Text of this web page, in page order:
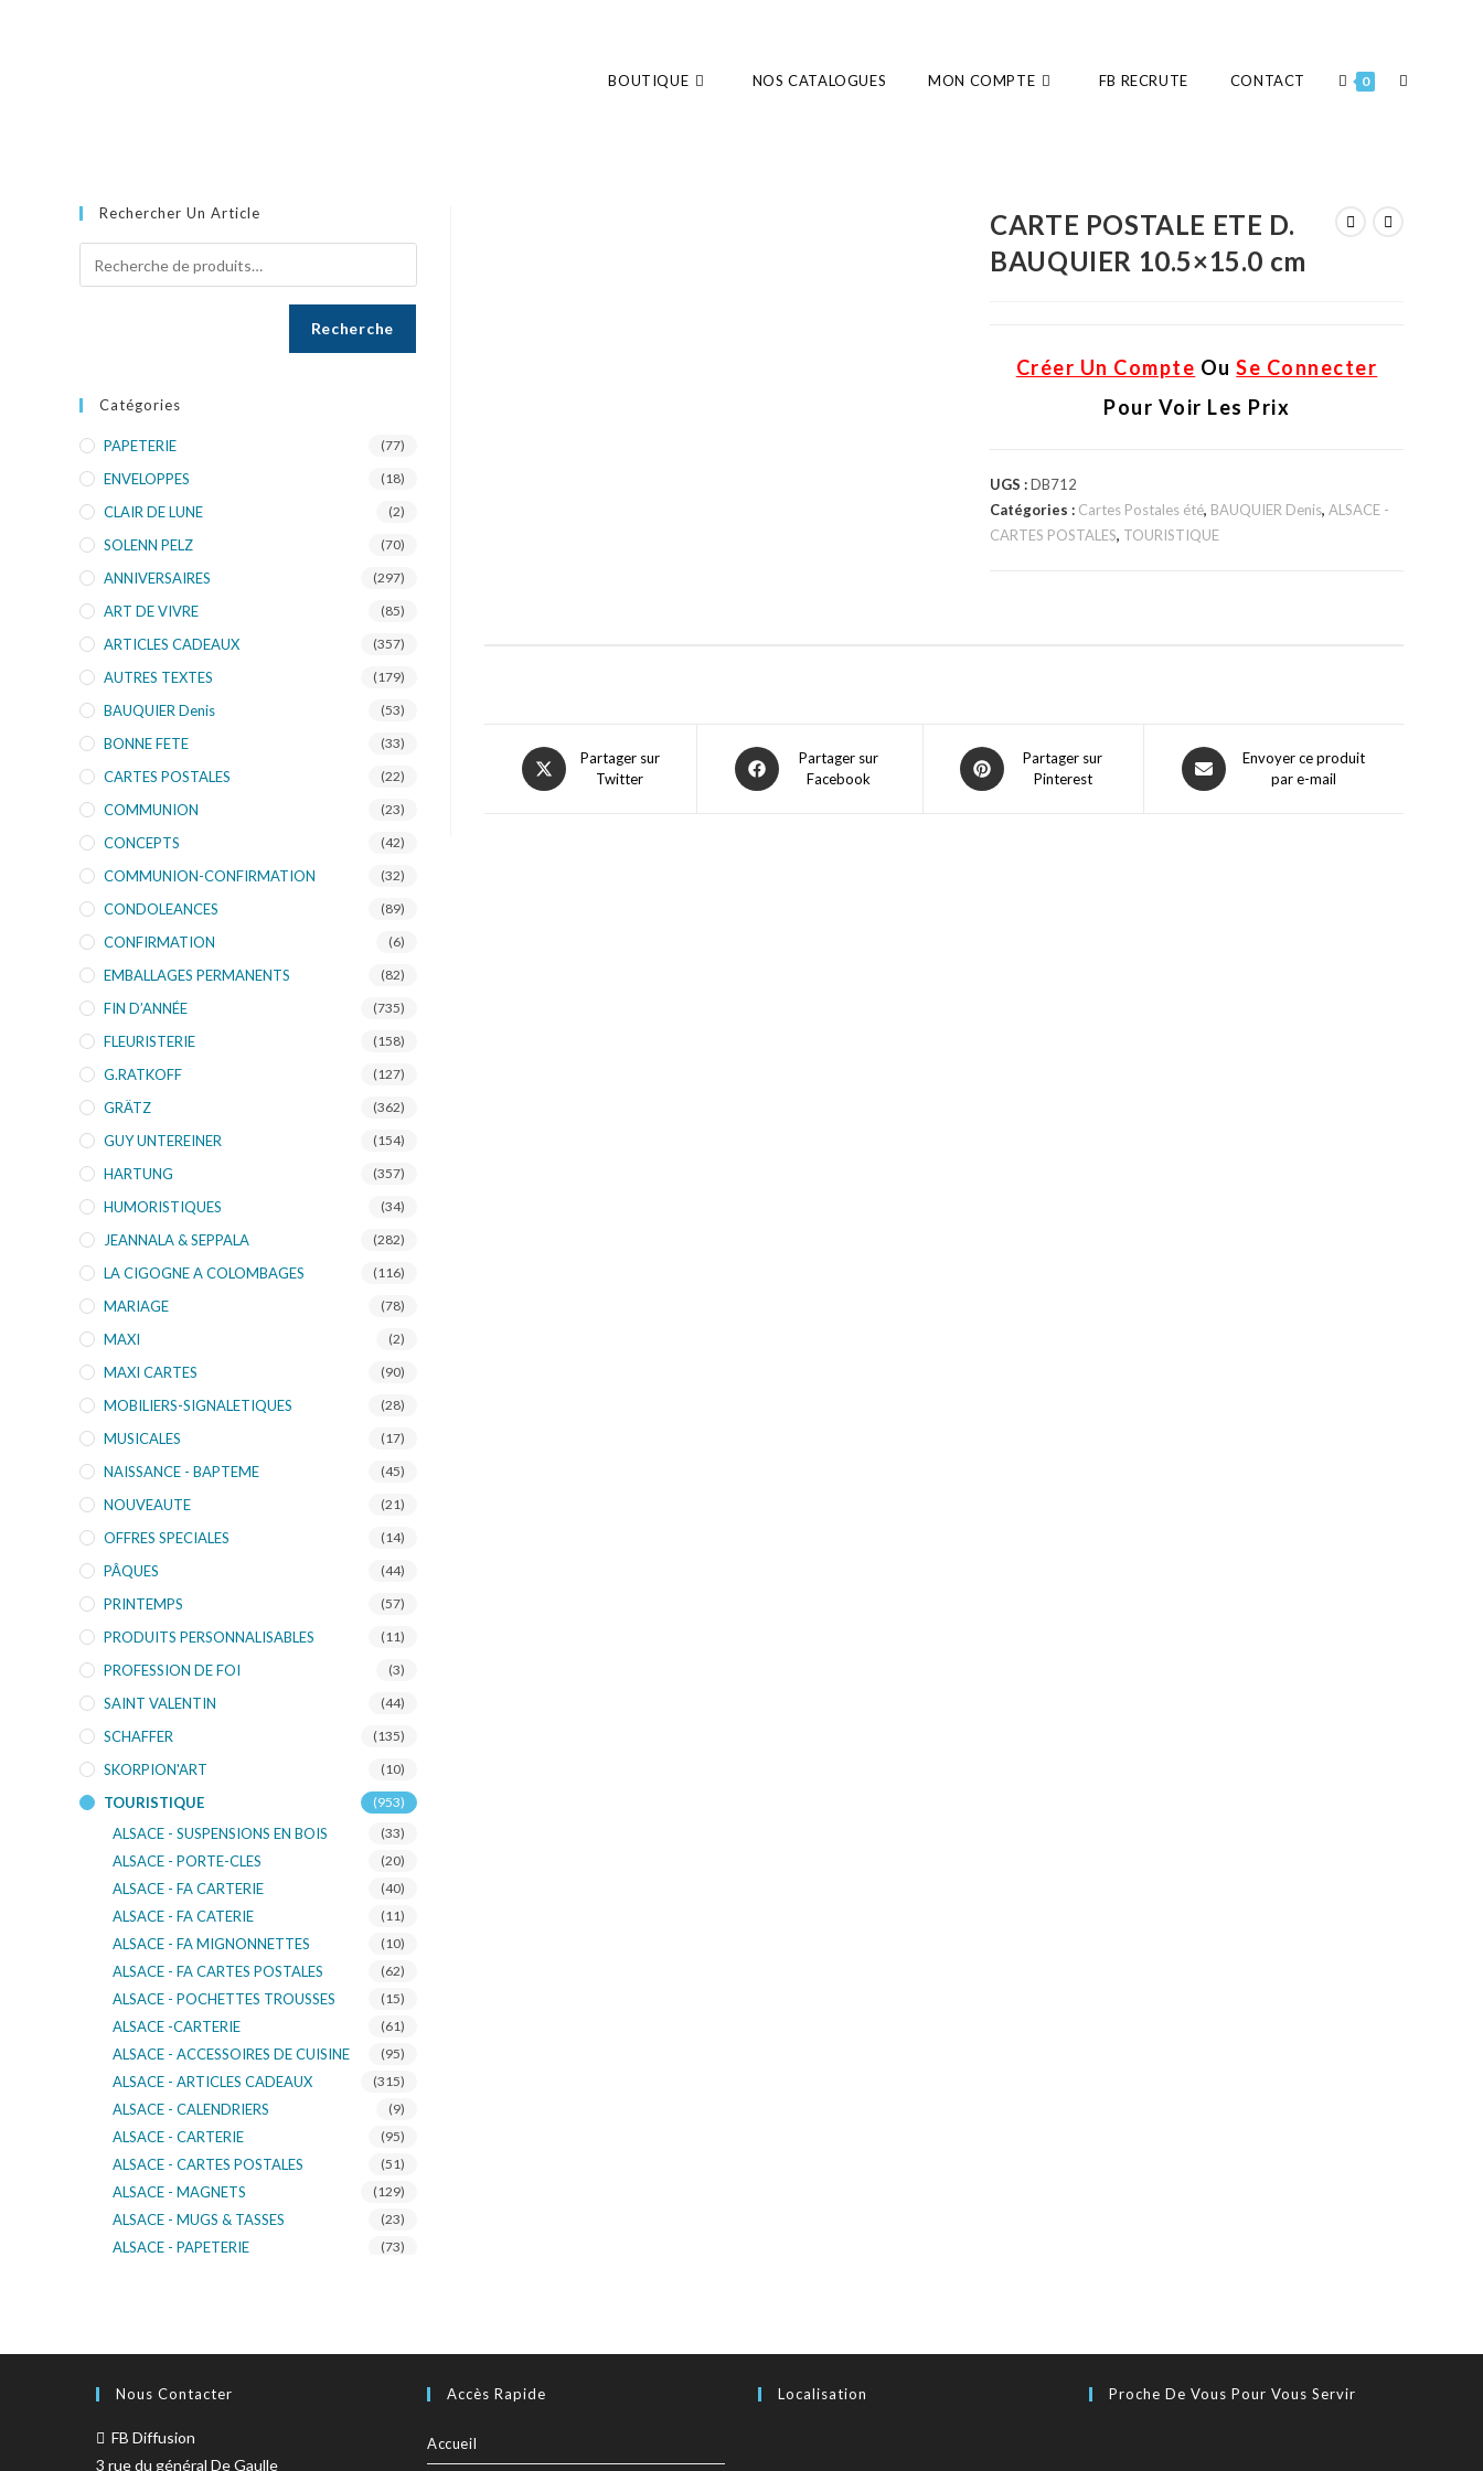
BOUTIQUE NOS CATALOGUES MON COMPTE FB RECRUTE CONTACT 0
CARTE POSTALE ETE D.
BAUQUIER 10.5×15.0 cm
Créer Un Compte OuSe Connecter
Pour Voir Les Prix
UGS :DB712
Catégories : Cartes Postales été, BAUQUIER Denis,ALSACE -
CARTES POSTALES, TOURISTIQUE
Partager sur
Twitter
Partager sur
Facebook
Partager sur
Pinterest
Envoyer ce produit
par e-mail
Rechercher Un Article
Recherche
Catégories
PAPETERIE (77)
ENVELOPPES (18)
CLAIR DE LUNE (2)
SOLENN PELZ (70)
ANNIVERSAIRES (297)
ART DE VIVRE (85)
ARTICLES CADEAUX (357)
AUTRES TEXTES (179)
BAUQUIER Denis (53)
BONNE FETE (33)
CARTES POSTALES (22)
COMMUNION (23)
CONCEPTS (42)
COMMUNION-CONFIRMATION (32)
CONDOLEANCES (89)
CONFIRMATION (6)
EMBALLAGES PERMANENTS (82)
FIN D’ANNÉE (735)
FLEURISTERIE (158)
G.RATKOFF (127)
GRÄTZ (362)
GUY UNTEREINER (154)
HARTUNG (357)
HUMORISTIQUES (34)
JEANNALA & SEPPALA (282)
LA CIGOGNE A COLOMBAGES (116)
MARIAGE (78)
MAXI (2)
MAXI CARTES (90)
MOBILIERS-SIGNALETIQUES (28)
MUSICALES (17)
NAISSANCE - BAPTEME (45)
NOUVEAUTE (21)
OFFRES SPECIALES (14)
PÂQUES (44)
PRINTEMPS (57)
PRODUITS PERSONNALISABLES (11)
PROFESSION DE FOI (3)
SAINT VALENTIN (44)
SCHAFFER (135)
SKORPION'ART (10)
TOURISTIQUE (953)
ALSACE - SUSPENSIONS EN BOIS (33)
ALSACE - PORTE-CLES (20)
ALSACE - FA CARTERIE (40)
ALSACE - FA CATERIE (11)
ALSACE - FA MIGNONNETTES (10)
ALSACE - FA CARTES POSTALES (62)
ALSACE - POCHETTES TROUSSES (15)
ALSACE -CARTERIE (61)
ALSACE - ACCESSOIRES DE CUISINE (95)
ALSACE - ARTICLES CADEAUX (315)
ALSACE - CALENDRIERS (9)
ALSACE - CARTERIE (95)
ALSACE - CARTES POSTALES (51)
ALSACE - MAGNETS (129)
ALSACE - MUGS & TASSES (23)
ALSACE - PAPETERIE (73)
Nous Contacter
FB Diffusion
3 rue du général De Gaulle
Accès Rapide
Accueil
Localisation Proche De Vous Pour Vous Servir